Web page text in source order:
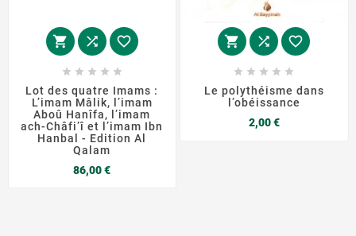
  
    
Lot des quatre Imams :
L’imam Mâlik, l’imam
Aboû Hanîfa, l’imam
ach-Châfi’î et l’imam Ibn
Hanbal - Edition Al
Qalam
86,00 €Prix
  
    
Le polythéisme dans
l’obéissance
2,00 €Prix